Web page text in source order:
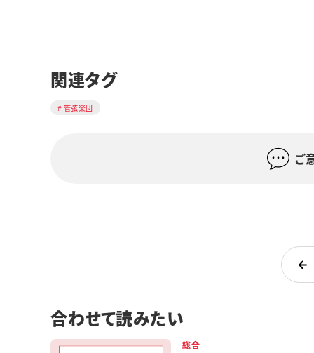
関連タグ
管弦楽団
ご
合わせて読みたい
総合